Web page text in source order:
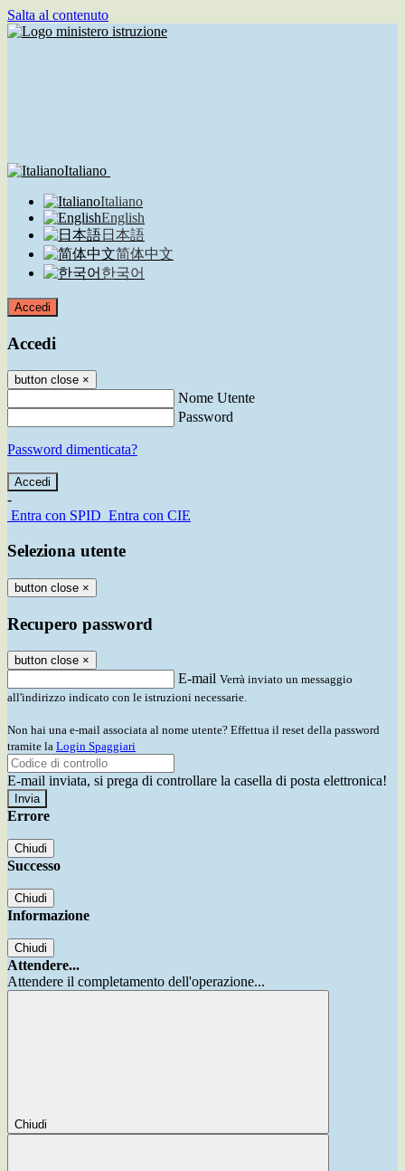
Salta al contenuto
Italiano
Italiano
English
日本語
简体中文
한국어
Accedi
Accedi
button close ×
Nome Utente
Password
Password dimenticata?
-
Entra con SPID Entra con CIE
Seleziona utente
button close ×
Recupero password
button close ×
E-mail Verrà inviato un messaggio
all'indirizzo indicato con le istruzioni necessarie.
Non hai una e-mail associata al nome utente? Effettua il reset della password
tramite la Login Spaggiari
E-mail inviata, si prega di controllare la casella di posta elettronica!
Errore
Chiudi
Successo
Chiudi
Informazione
Chiudi
Attendere...
Attendere il completamento dell'operazione...
Chiudi